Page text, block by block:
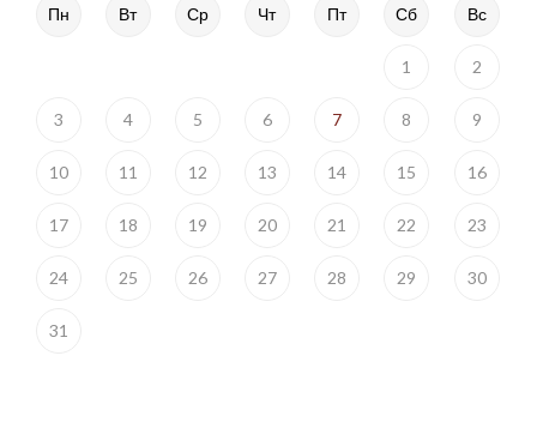
Пн Вт Ср Чт Пт Сб Вс
1 2
3 4 5 6 7 8 9
10 11 12 13 14 15 16
17 18 19 20 21 22 23
24 25 26 27 28 29 30
31